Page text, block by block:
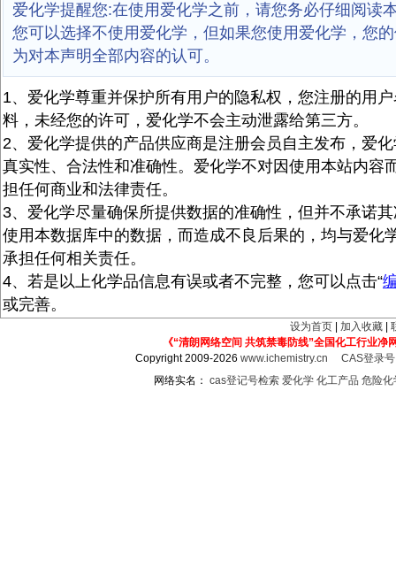
爱化学提醒您:在使用爱化学之前，请您务必仔细阅读
您可以选择不使用爱化学，但如果您使用爱化学，您
为对本声明全部内容的认可。
1、爱化学尊重并保护所有用户的隐私权，您注册的用
料，未经您的许可，爱化学不会主动泄露给第三方。
2、爱化学提供的产品供应商是注册会员自主发布，爱
真实性、合法性和准确性。爱化学不对因使用本站内容
担任何商业和法律责任。
3、爱化学尽量确保所提供数据的准确性，但并不承诺
使用本数据库中的数据，而造成不良后果的，均与爱化
承担任何相关责任。
4、若是以上化学品信息有误或者不完整，您可以点击“
或完善。
设为首页 加入收藏
《“清朗网络空间 共筑禁毒防线”全国化工行业净
Copyright 2009-2026www.ichemistry.cn
CAS登录
网络实名： cas登记号检索 爱化学 化工产品 危险化